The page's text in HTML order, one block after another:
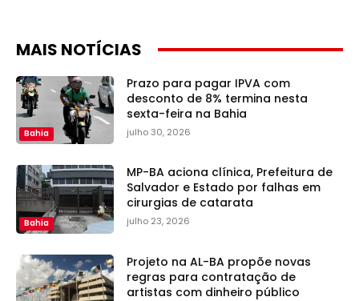
MAIS NOTÍCIAS
Bahia
Prazo para pagar IPVA com
desconto de 8% termina nesta
sexta-feira na Bahia
julho 30, 2026
Bahia
MP-BA aciona clínica, Prefeitura de
Salvador e Estado por falhas em
cirurgias de catarata
julho 23, 2026
Projeto na AL-BA propõe novas
regras para contratação de
artistas com dinheiro público